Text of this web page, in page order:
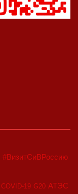
#ВизитСиВРоссию
COVID-19 G20 АТЭС